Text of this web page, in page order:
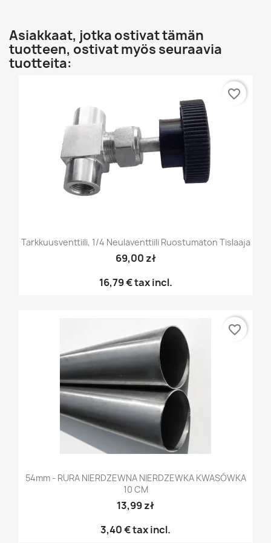
Asiakkaat, jotka ostivat tämän
tuotteen, ostivat myös seuraavia
tuotteita:
Tarkkuusventtiili, 1/4 Neulaventtiili Ruostumaton Tislaaja
69,00 zł
16,79 €tax incl.
favorite_border
54mm - RURA NIERDZEWNA NIERDZEWKA KWASÓWKA
10 CM
13,99 zł
3,40 €tax incl.
favorite_border